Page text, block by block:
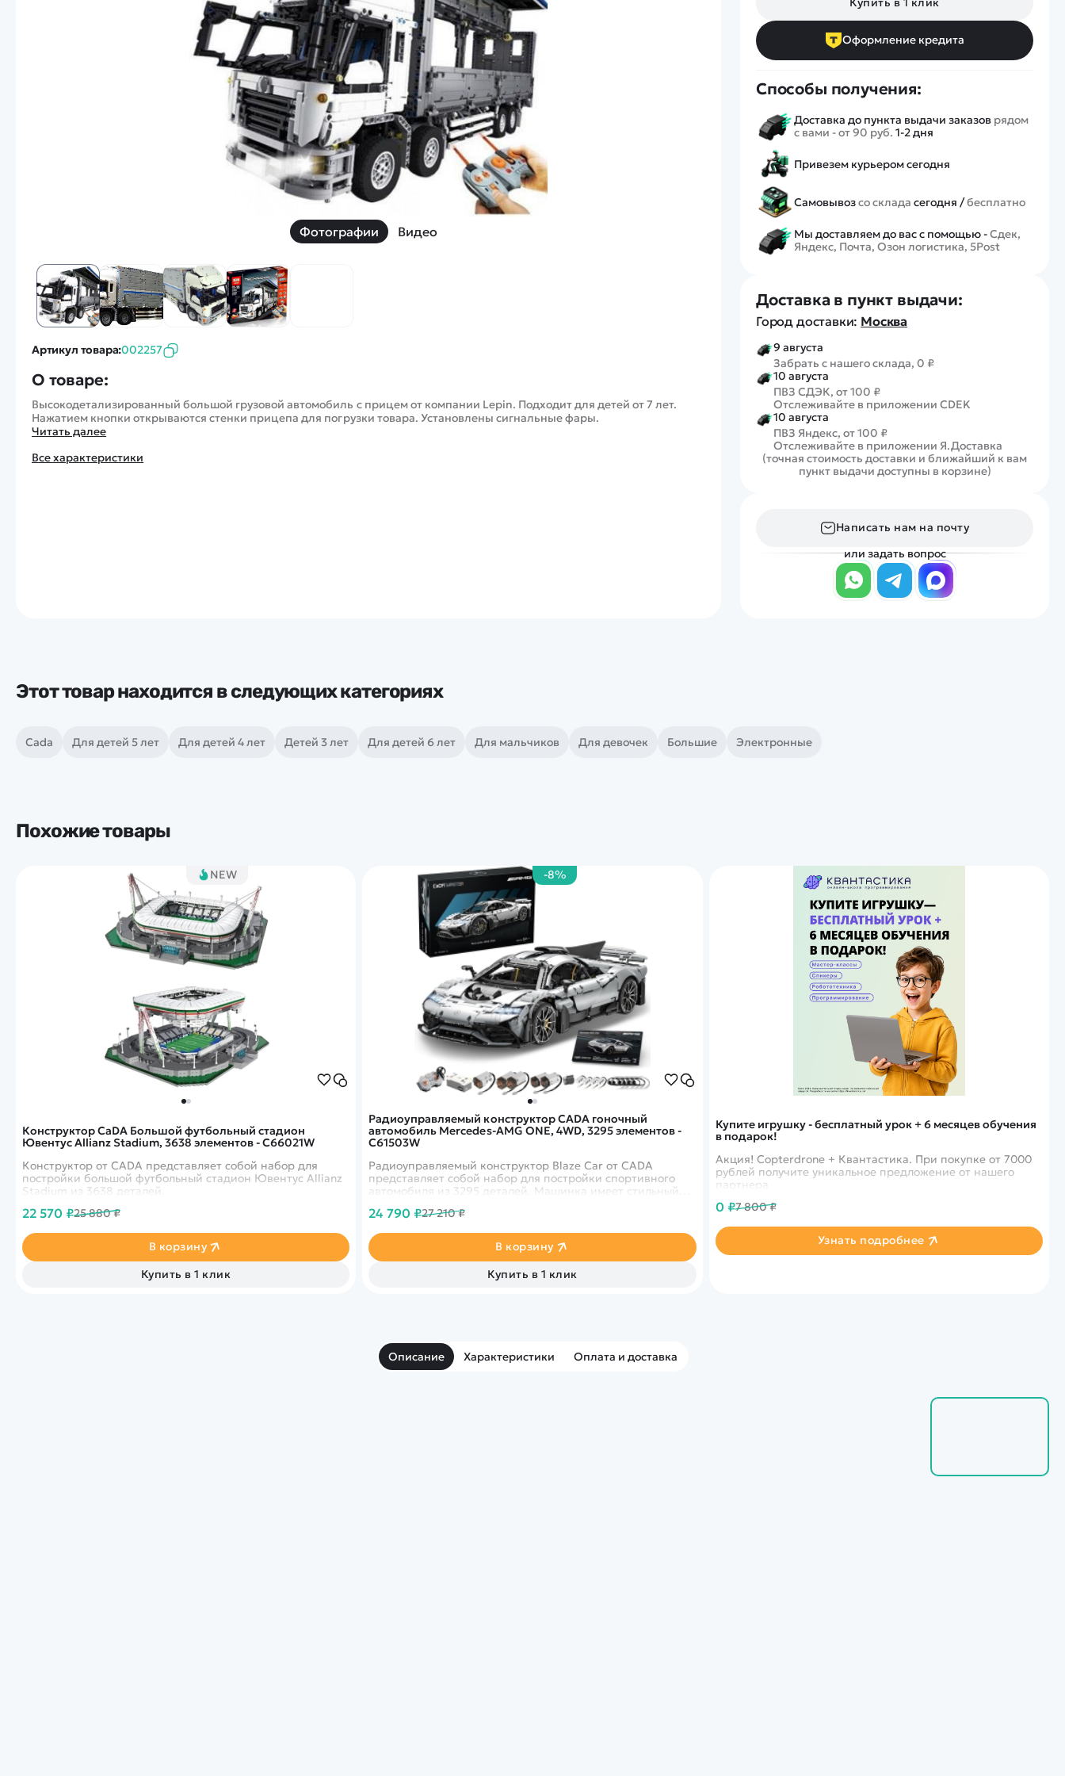
Дроны с 4k камерой
Скоростной катер
Вертолетик для детей ну пульте
Машины 1 к 10
Скидки
Смотреть -30%
Фотографии Видео
Артикул товара:002257
О товаре:
Высокодетализированный большой грузовой автомобиль с прицем от компании Lepin. Подходит для детей от 7 лет.
Нажатием кнопки открываются стенки прицепа для погрузки товара. Установлены сигнальные фары.
Читать далее
Все характеристики
Оформление кредита
Способы получения:
Доставка до пункта выдачи заказов рядом
с вами - от 90 руб. 1-2 дня
Привезем курьером сегодня
Самовывозсо склада сегодня /бесплатно
Мы доставляем до вас с помощью -Сдек,
Яндекс, Почта, Озон логистика, 5Post
Доставка в пункт выдачи:
Город доставки: Москва
9 августа
Забрать с нашего склада, 0 ₽
10 августа
ПВЗ СДЭК, от 100 ₽
Отслеживайте в приложении CDEK
10 августа
ПВЗ Яндекс, от 100 ₽
Отслеживайте в приложении Я.Доставка
(точная стоимость доставки и ближайший к вам
пункт выдачи доступны в корзине)
Написать нам на почту
или задать вопрос
Этот товар находится в следующих категориях
Cada Для детей 5 лет Для детей 4 лет Детей 3 лет Для детей 6 лет Для мальчиков Для девочек Большие Электронные
Похожие товары
Купите игрушку - бесплатный урок + 6 месяцев обучения
в подарок!
Акция! Copterdrone + Квантастика. При покупке от 7000
рублей получите уникальное предложение от нашего
партнера
0 ₽7 800 ₽
Узнать подробнее
NEW
Конструктор CaDA Большой футбольный стадион
Ювентус Allianz Stadium, 3638 элементов - C66021W
Конструктор от CADA представляет собой набор для
постройки большой футбольный стадион Ювентус Allianz
Stadium из 3638 деталей.
22 570 ₽25 880 ₽
В корзину
Купить в 1 клик
-8%
Радиоуправляемый конструктор CADA гоночный
автомобиль Mercedes-AMG ONE, 4WD, 3295 элементов -
C61503W
Радиоуправляемый конструктор Blaze Car от CADA
представляет собой набор для постройки спортивного
автомобиля из 3295 деталей. Машинка имеет стильный
интерьер. Управлять ею можно как при помощи пульта
можно выбрать один из нескольких вариантов
управления.
24 790 ₽27 210 ₽
В корзину
Купить в 1 клик
Описание Характеристики Оплата и доставка
Заказать звонок
Наши соцсети:
Спецтехника
Конструкторы